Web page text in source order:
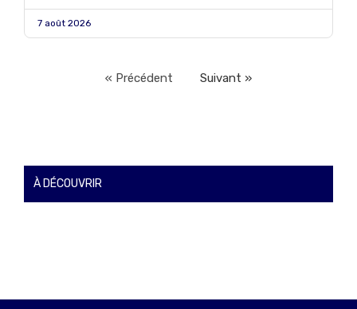
7 août 2026
« Précédent Suivant »
À DÉCOUVRIR